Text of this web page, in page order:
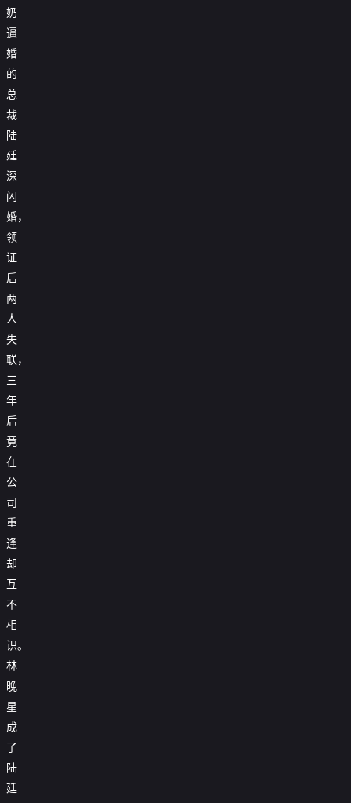
奶
逼
婚
的
总
裁
陆
廷
深
闪
婚，
领
证
后
两
人
失
联，
三
年
后
竟
在
公
司
重
逢
却
互
不
相
识。
林
晚
星
成
了
陆
廷